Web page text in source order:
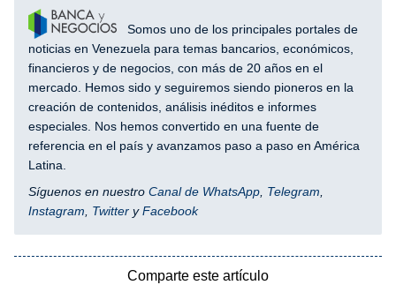
Somos uno de los principales portales de
noticias en Venezuela para temas bancarios, económicos,
financieros y de negocios, con más de 20 años en el
mercado. Hemos sido y seguiremos siendo pioneros en la
creación de contenidos, análisis inéditos e informes
especiales. Nos hemos convertido en una fuente de
referencia en el país y avanzamos paso a paso en América
Latina.
Síguenos en nuestro Canal de WhatsApp Telegram
Instagram
Twitter yFacebook
Comparte este artículo